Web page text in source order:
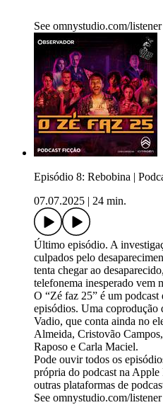
See omnystudio.com/
Episódio 8: Rebobina |
07.07.2025
24 min.
Último episódio. A
culpados pelo
tenta chegar ao
telefonema inesperado vem
O “Zé faz 25” é um
episódios. Uma
Vadio, que conta ainda no
Almeida, Cristovão
Raposo e Carla Maciel.
Pode ouvir todos os
própria do podcast na
outras plataformas de
See omnystudio.com/